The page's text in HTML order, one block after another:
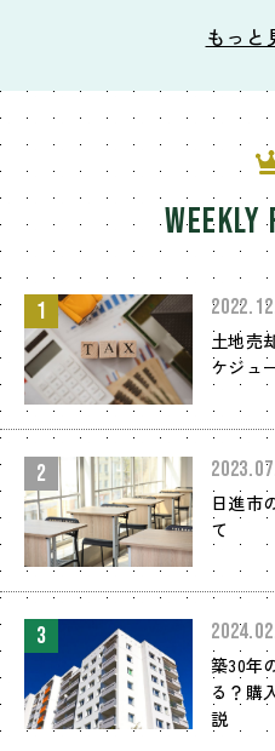
もっと
WEEKLY
1
土地売
ケジュ
2
日進市
て
3
築30年
る？購
説